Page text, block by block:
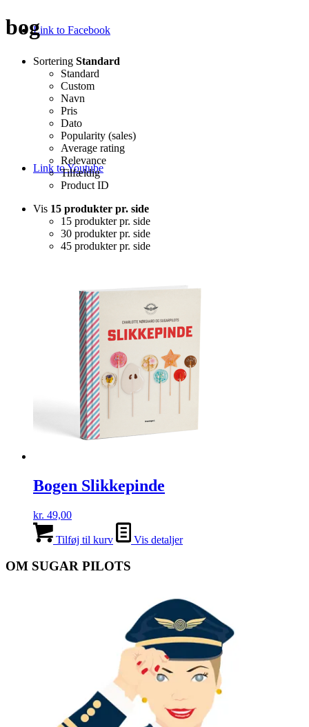
Link to Facebook
Link to Youtube
bog
Sortering Standard
Standard
Custom
Navn
Pris
Dato
Popularity (sales)
Average rating
Relevance
Tilfældig
Product ID
Vis 15 produkter pr. side
15 produkter pr. side
30 produkter pr. side
45 produkter pr. side
Bogen Slikkepinde
kr. 49,00
Tilføj til kurv Vis detaljer
OM SUGAR PILOTS